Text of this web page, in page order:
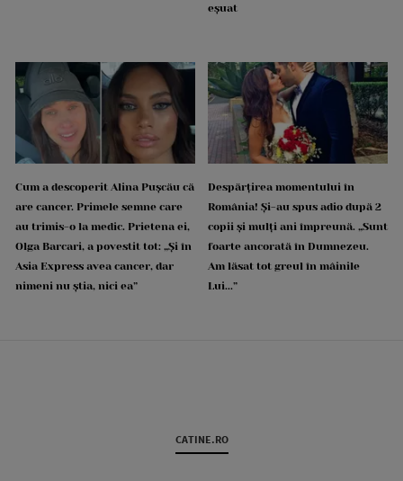
eșuat
Cum a descoperit Alina Pușcău că
are cancer. Primele semne care
au trimis-o la medic. Prietena ei,
Olga Barcari, a povestit tot: „Și în
Asia Express avea cancer, dar
nimeni nu știa, nici ea”
Despărțirea momentului în
România! Și-au spus adio după 2
copii și mulți ani împreună. „Sunt
foarte ancorată în Dumnezeu.
Am lăsat tot greul în mâinile
Lui...”
CATINE.RO